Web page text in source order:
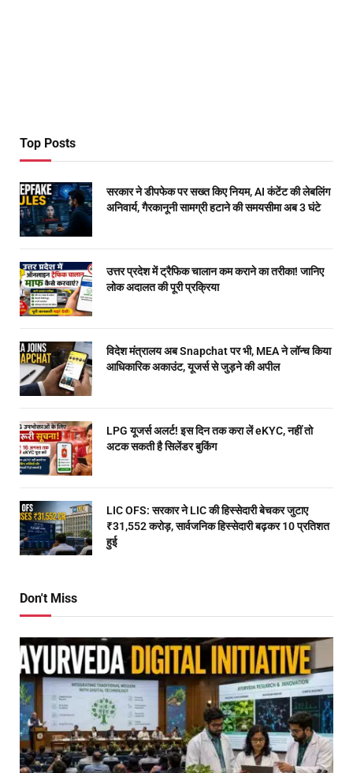
Top Posts
सरकार ने डीपफेक पर सख्त किए नियम, AI कंटेंट की लेबलिंग
अनिवार्य, गैरकानूनी सामग्री हटाने की समयसीमा अब 3 घंटे
उत्तर प्रदेश में ट्रैफिक चालान कम कराने का तरीका! जानिए
लोक अदालत की पूरी प्रक्रिया
विदेश मंत्रालय अब Snapchat पर भी, MEA ने लॉन्च किया
आधिकारिक अकाउंट, यूजर्स से जुड़ने की अपील
LPG यूजर्स अलर्ट! इस दिन तक करा लें eKYC, नहीं तो
अटक सकती है सिलेंडर बुकिंग
LIC OFS: सरकार ने LIC की हिस्सेदारी बेचकर जुटाए
₹31,552 करोड़, सार्वजनिक हिस्सेदारी बढ़कर 10 प्रतिशत
हुई
Don't Miss